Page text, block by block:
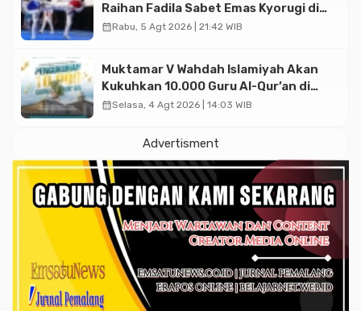
Raihan Fadila Sabet Emas Kyorugi di
Asian Taekwondo Indonesia Open
calendar_monthRabu, 5 Agt 2026 | 21:42 WIB
Muktamar V Wahdah Islamiyah Akan
Kukuhkan 10.000 Guru Al-Qur’an di
Masjid Istiqlal
calendar_monthSelasa, 4 Agt 2026 | 14:03 WIB
Advertisment